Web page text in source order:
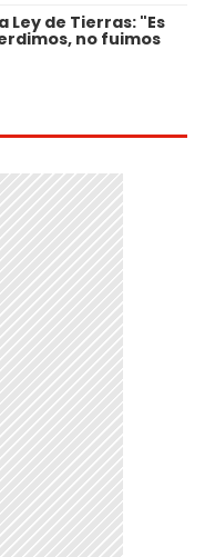
Ley de Tierras: "Es
no fuimos